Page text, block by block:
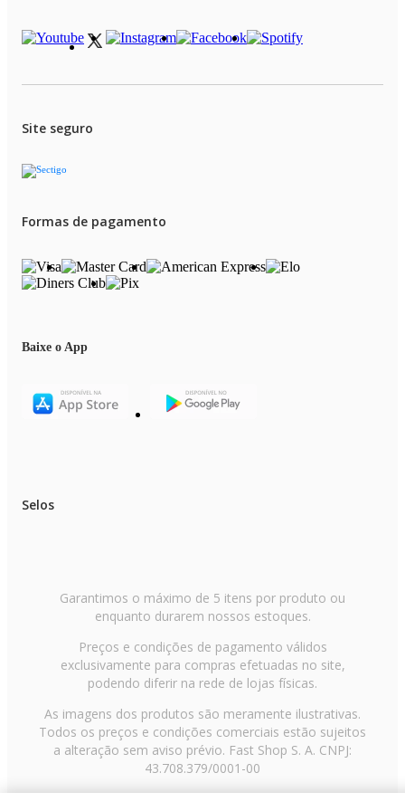
01 luminária
01 cabo USB Tipo C
Site seguro
Formas de pagamento
Baixe o App
Selos
Garantimos o máximo de 5 itens por produto ou
enquanto durarem nossos estoques.
Preços e condições de pagamento válidos
exclusivamente para compras efetuadas no site,
podendo diferir na rede de lojas físicas.
As imagens dos produtos são meramente ilustrativas.
Todos os preços e condições comerciais estão sujeitos
a alteração sem aviso prévio. Fast Shop S. A. CNPJ:
43.708.379/0001-00
Avenida Zaki Narchi, nº 1650, sobreloja, Carandiru, São